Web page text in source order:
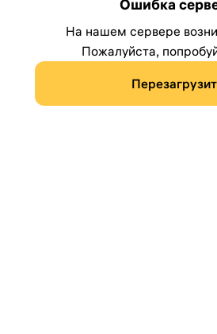
Ошибка
На нашем сервере
Пожалуйста,